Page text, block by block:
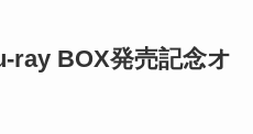
ray BOX発売記念オ